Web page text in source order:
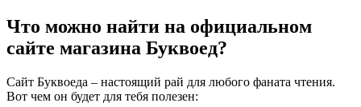
Что можно найти на официальном
сайте магазина Буквоед?
Сайт Буквоеда – настоящий рай для любого фаната чтения.
Вот чем он будет для тебя полезен: